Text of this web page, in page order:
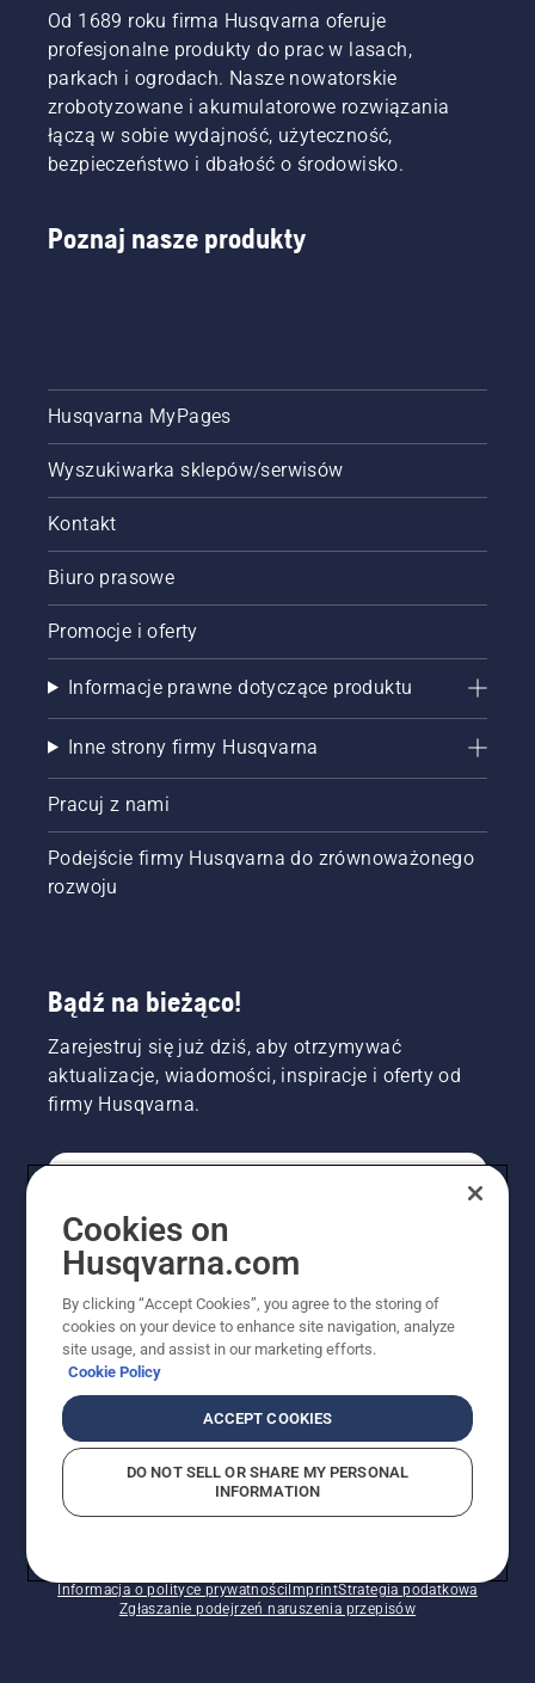
Od 1689 roku firma Husqvarna oferuje
profesjonalne produkty do prac w lasach,
parkach i ogrodach. Nasze nowatorskie
zrobotyzowane i akumulatorowe rozwiązania
łączą w sobie wydajność, użyteczność,
bezpieczeństwo i dbałość o środowisko.
Poznaj nasze produkty
Husqvarna MyPages
Wyszukiwarka sklepów/serwisów
Kontakt
Biuro prasowe
Promocje i oferty
Informacje prawne dotyczące produktu
Inne strony firmy Husqvarna
Pracuj z nami
Podejście firmy Husqvarna do zrównoważonego
rozwoju
Bądź na bieżąco!
Zarejestruj się już dziś, aby otrzymywać
aktualizacje, wiadomości, inspiracje i oferty od
firmy Husqvarna.
PROFESJONALISTA
Informacja o polityce prywatnościImprintStrategia podatkowa
Zgłaszanie podejrzeń naruszenia przepisów
Cookies on
Husqvarna.com
By clicking “Accept Cookies”, you agree to the storing of
cookies on your device to enhance site navigation, analyze
site usage, and assist in our marketing efforts.
Cookie Policy
ACCEPT COOKIES
DO NOT SELL OR SHARE MY PERSONAL
INFORMATION